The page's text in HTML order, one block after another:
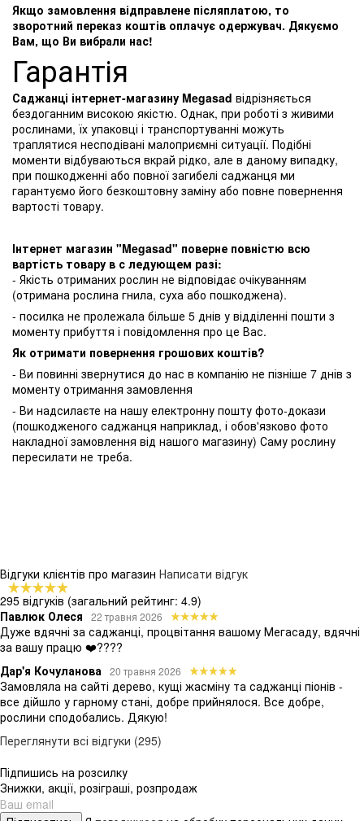
Якщо замовлення відправлене післяплатою, то
зворотний переказ коштів оплачує одержувач. Дякуємо
Вам, що Ви вибрали нас!
Гарантія
Саджанці інтернет-магазину Megasad відрізняється
бездоганним високою якістю. Однак, при роботі з живими
рослинами, їх упаковці і транспортуванні можуть
траплятися несподівані малоприємні ситуації. Подібні
моменти відбуваються вкрай рідко, але в даному випадку,
при пошкодженні або повної загибелі саджанця ми
гарантуємо його безкоштовну заміну або повне повернення
вартості товару.
Інтернет магазин "Megasad" поверне повністю всю
вартість товару в с ледующем разі:
- Якість отриманих рослин не відповідає очікуванням
(отримана рослина гнила, суха або пошкоджена).
- посилка не пролежала більше 5 днів у відділенні пошти з
моменту прибуття і повідомлення про це Вас.
Як отримати повернення грошових коштів?
- Ви повинні звернутися до нас в компанію не пізніше 7 днів з
моменту отримання замовлення
- Ви надсилаєте на нашу електронну пошту фото-докази
(пошкодженого саджанця наприклад, і обов'язково фото
накладної замовлення від нашого магазину) Саму рослину
пересилати не треба.
Відгуки клієнтів про магазин Написати відгук
295 відгуків (загальний рейтинг: 4.9)
Павлюк Олеся
22 травня 2026
Дуже вдячні за саджанці, процвітання вашому Мегасаду, вдячні
за вашу працю ❤️????
Дар'я Кочуланова
20 травня 2026
Замовляла на сайті дерево, кущі жасміну та саджанці піонів -
все дійшло у гарному стані, добре прийнялося. Все добре,
рослини сподобались. Дякую!
Переглянути всі відгуки (295)
Підпишись на розсилку
Знижки, акції, розіграші, розпродаж